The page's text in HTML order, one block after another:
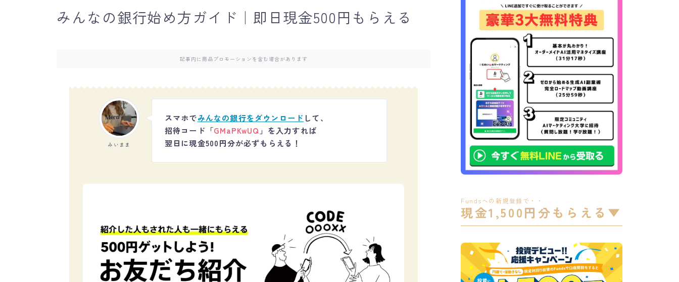
みんなの銀行始め方ガイド｜即日現金500円もらえる
記事内に商品プロモーションを含む場合があります
みいまま
スマホでみんなの銀行をダウンロード して、
招待コード 「GMaPKwUQ 」 を入力すれば
翌日に現金500円分が必ずもらえる！
Fundsへの新規登録で・・
現金1,500円分もらえる ▼